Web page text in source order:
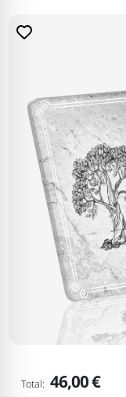
Total: 46,00 €